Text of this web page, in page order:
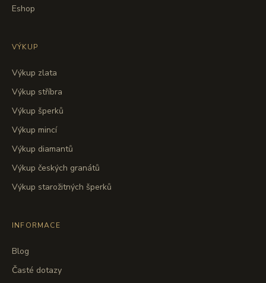
Eshop
VÝKUP
Výkup zlata
Výkup stříbra
Výkup šperků
Výkup mincí
Výkup diamantů
Výkup českých granátů
Výkup starožitných šperků
INFORMACE
Blog
Časté dotazy